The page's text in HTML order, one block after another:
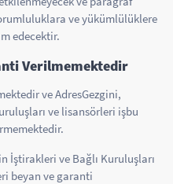
ve yükümlülüklere
edecektir.
Verilmemektedir
ve AdresGezgini,
ve lisansörleri işbu
İştirakleri ve Bağlı Kuruluşları
beyan ve garanti